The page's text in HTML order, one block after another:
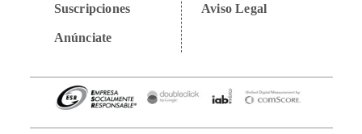
Suscripciones
Anúnciate
Aviso Legal